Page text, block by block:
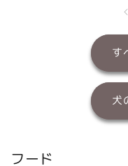
す
犬
フード